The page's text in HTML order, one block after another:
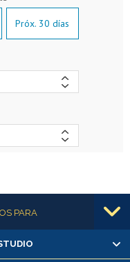
Próx. 30 días
PARA
os